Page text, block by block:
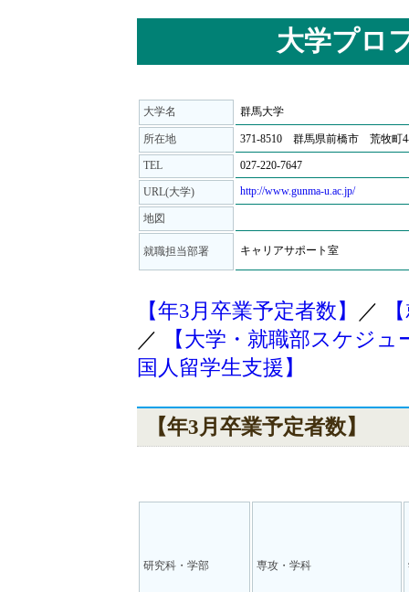
大学プロ
大学名 群馬大学
所在地 371-8510 群馬県前橋市 荒牧町
TEL 027-220-7647
URL(大学) http://www.gunma-u.ac.jp/
地図
就職担当部署 キャリアサポート室
【年3月卒業予定者数】 ／
／
【大学・就職部スケジュ
国人留学生支援】
【年3月卒業予定者数】
研究科・学部 専攻・学科